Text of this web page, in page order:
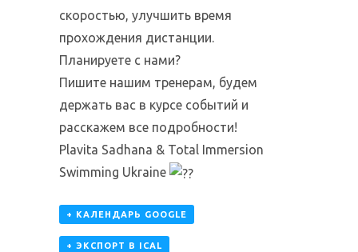
скоростью, улучшить время
прохождения дистанции.
Планируете с нами?
Пишите нашим тренерам, будем
держать вас в курсе событий и
расскажем все подробности!
Plavita Sadhana & Total Immersion
Swimming Ukraine
+ КАЛЕНДАРЬ GOOGLE
+ ЭКСПОРТ В ICAL